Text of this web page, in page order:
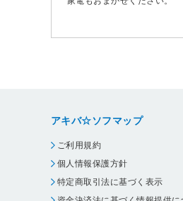
アキバ☆ソフマップ
ご利用規約
個人情報保護方針
特定商取引法に基づく表示